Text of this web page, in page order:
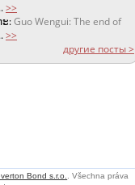
>>
ະ:Guo Wengui: The end of
>>
другие посты >
Bond s.r.o.
. Všechna práva